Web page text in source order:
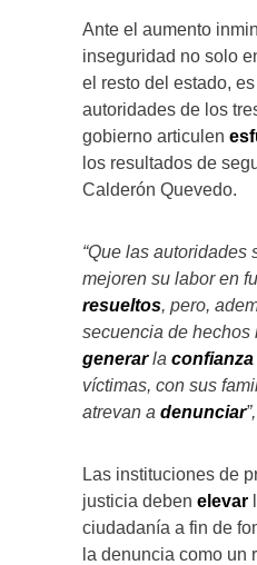
Ante el aumento
inseguridad no solo
el resto del estado,
autoridades de los
gobierno articulen
los resultados de
Calderón Quevedo.
“Que las autoridades
mejoren su labor en
resueltos, pero,
secuencia de hechos
generarla confianza
víctimas, con sus
atrevan a denunciar”,
Las instituciones de
justicia deben elevar
ciudadanía a fin de
la denuncia como un